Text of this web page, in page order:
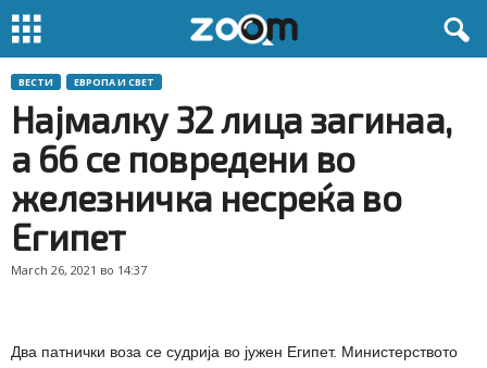
ВЕСТИ ЕВРОПА И СВЕТ
Најмалку 32 лица загинаа,
а 66 се повредени во
железничка несреќа во
Египет
March 26, 2021 во 14:37
Два патнички воза се судрија во јужен Египет. Министерството